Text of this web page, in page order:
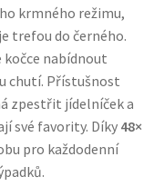
krmného režimu,
trefou do černého.
kočce nabídnout
chutí. Přístušnost
zpestřit jídelníček a
své favority. Díky 48×
pro každodenní